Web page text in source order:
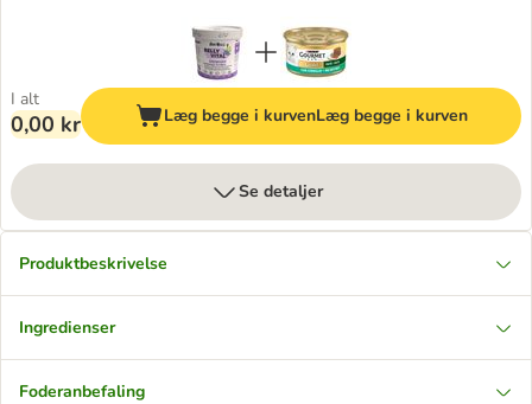
I alt
0,00 kr Læg begge i kurvenLæg begge i kurven
Se detaljer
Produktbeskrivelse
Ingredienser
Foderanbefaling